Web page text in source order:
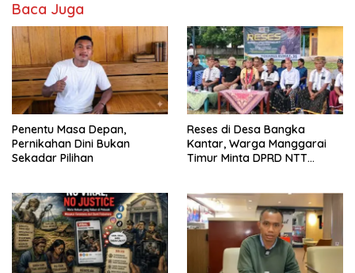
Baca Juga
Penentu Masa Depan,
Pernikahan Dini Bukan
Sekadar Pilihan
Reses di Desa Bangka
Kantar, Warga Manggarai
Timur Minta DPRD NTT
Bersubsidi Bagi Penunggak
Pajak